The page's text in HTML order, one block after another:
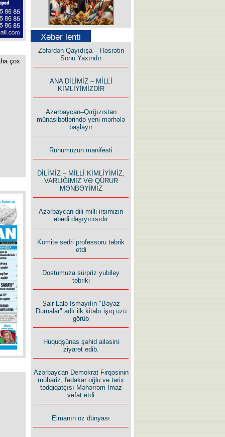
çox
Səfər Alışarlı yazır
Rusiyanın süqutunu qaçılmaz
edən beş şərt
Xəbər lenti
Zəfərdən Qayıdışa – Həsrətin
Sonu Yaxındır
ANA DİLİMİZ – MİLLİ
KİMLİYİMİZDİR
Azərbaycan–Qırğızıstan
münasibətlərində yeni mərhələ
başlayır
Ruhumuzun manifesti
DİLİMİZ – MİLLİ KİMLİYİMİZ,
VARLIĞIMIZ VƏ QÜRUR
MƏNBƏYİMİZ
Azərbaycan dili milli irsimizin
əbədi daşıyıcısıdır
Komitə sədri professoru təbrik
etdi
Dostumuza sürpriz yubiley
təbriki
Şair Lalə İsmayılın "Bəyaz
Durnalar" adlı ilk kitabı işıq üzü
görüb
Hüquqşünas şəhid ailəsini
ziyarət edib.
Azərbaycan Demokrat Firqəsinin
mübariz, fədakar oğlu və tarix
tədqiqatçısı Məhərrəm İmaz
vəfat etdi
Elmanın öz dünyası